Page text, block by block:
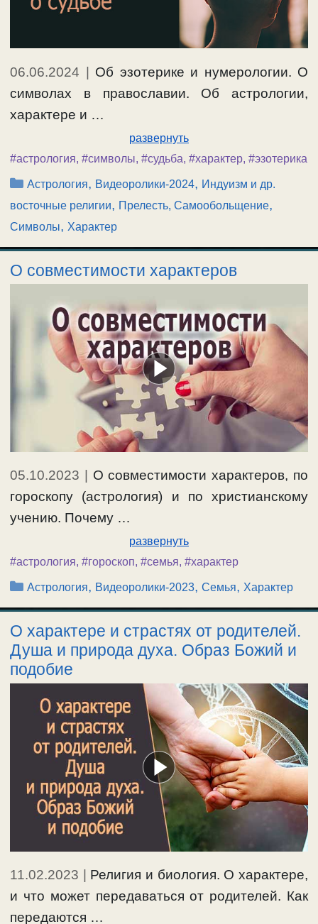
06.06.2024 | Об эзотерике и нумерологии. О
символах в православии. Об астрологии,
характере и …
развернуть
#астрология, #символы, #судьба, #характер, #эзотерика
Рубрики
Астрология, Видеоролики-2024, Индуизм и др.
восточные религии, Прелесть, Самообольщение,
Символы, Характер
О совместимости характеров
05.10.2023
О совместимости характеров, по
гороскопу (астрология) и по христианскому
учению. Почему …
развернуть
#астрология, #гороскоп, #семья, #характер
Рубрики
Астрология, Видеоролики-2023,Семья,Характер
О характере и страстях от родителей.
Душа и природа духа. Образ Божий и
подобие
11.02.2023
Религия и биология. О характере,
и что может передаваться от родителей. Как
передаются …